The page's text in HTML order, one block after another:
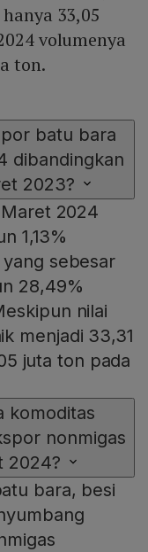
33,05
volumenya
ton.
batu bara
dibandingkan
2023?
2024
1,13%
sebesar
28,49%
nilai
menjadi 33,31
juta ton pada
komoditas
nonmigas
2024?
bara, besi